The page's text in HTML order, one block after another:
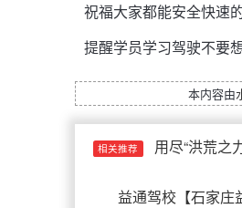
祝福大家都能安全快速
提醒学员学习驾驶不要
本内容由
相关推荐 用尽“洪荒之
益通驾校 【石家庄